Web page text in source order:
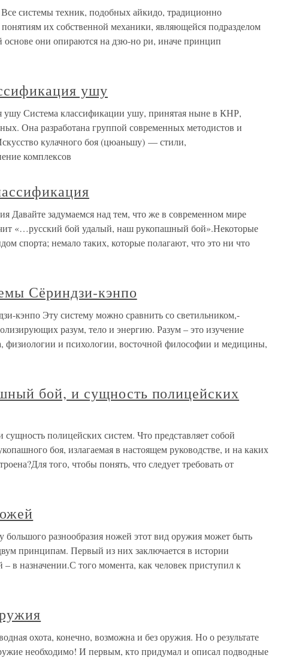
системы техник, подобных айкидо, традиционно
их собственной механики, являющейся подразделом
основе они опираются на дзю-но ри, иначе принцип
ушу
ушу Система классификации ушу, принятая ныне в КНР,
Она разработана группой современных методистов и
кулачного боя (цюаньшу) — стили,
комплексов
Давайте задумаемся над тем, что же в современном мире
«…русский бой удалый, наш рукопашный бой».Некоторые
спорта; немало таких, которые полагают, что это ни что
Сёриндзи-кэнпо
кэнпо Эту систему можно сравнить со светильником,-
разум, тело и энергию. Разум – это изучение
физиологии и психологии, восточной философии и медицины,
бой, и сущность полицейских
полицейских систем. Что представляет собой
боя, излагаемая в настоящем руководстве, и на каких
того, чтобы понять, что следует требовать от
разнообразия ножей этот вид оружия может быть
принципам. Первый из них заключается в истории
в назначении.С того момента, как человек приступил к
охота, конечно, возможна и без оружия. Но о результате
необходимо! И первым, кто придумал и описал подводные